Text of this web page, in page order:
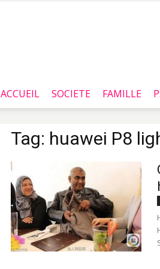
ACCUEIL SOCIETE FAMILLE
Tag: huawei P8